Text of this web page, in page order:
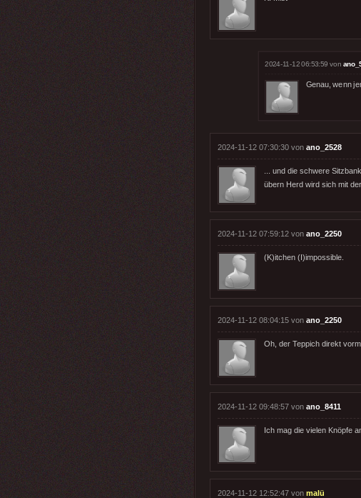
2024-11-12 06:53:59 von
Genau, wenn
2024-11-12 07:30:30 von ano_2528
... und die schwere
übern Herd wird sich mit
2024-11-12 07:59:12 von ano_2250
(K)itchen (I)impossible.
2024-11-12 08:04:15 von ano_2250
Oh, der Teppich direkt
2024-11-12 09:48:57 von ano_8411
Ich mag die vielen Knöpfe
2024-11-12 12:52:47 von malü